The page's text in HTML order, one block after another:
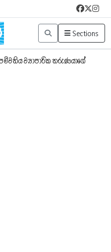
Sections
ව්‍යාපාරික තරුණයාගේ